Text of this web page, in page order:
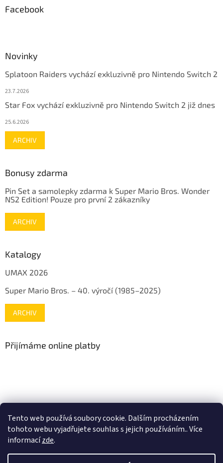
Tento web používá soubory cookie. Dalším procházením
tohoto webu vyjadřujete souhlas s jejich používáním.. Více
informacízde.
Facebook
Novinky
Splatoon Raiders vychází exkluzivně pro Nintendo Switch 2
23.7.2026
Star Fox vychází exkluzivně pro Nintendo Switch 2 již dnes
25.6.2026
ARCHIV
Bonusy zdarma
Pin Set a samolepky zdarma k Super Mario Bros. Wonder
NS2 Edition! Pouze pro první 2 zákazníky
ARCHIV
Katalogy
UMAX 2026
Super Mario Bros. – 40. výročí (1985–2025)
ARCHIV
Přijímáme online platby
www.fleg.cz